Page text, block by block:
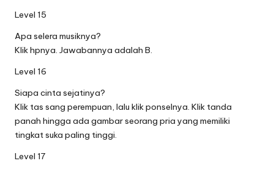
Level 15
Apa selera musiknya?
Klik hpnya. Jawabannya adalah B.
Level 16
Siapa cinta sejatinya?
Klik tas sang perempuan, lalu klik ponselnya. Klik tanda
panah hingga ada gambar seorang pria yang memiliki
tingkat suka paling tinggi.
Level 17